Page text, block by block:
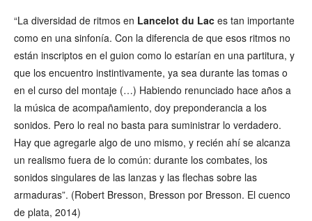
“La diversidad de ritmos en Lancelot du Lac es tan importante
como en una sinfonía. Con la diferencia de que esos ritmos no
están inscriptos en el guion como lo estarían en una partitura, y
que los encuentro instintivamente, ya sea durante las tomas o
en el curso del montaje (…) Habiendo renunciado hace años a
la música de acompañamiento, doy preponderancia a los
sonidos. Pero lo real no basta para suministrar lo verdadero.
Hay que agregarle algo de uno mismo, y recién ahí se alcanza
un realismo fuera de lo común: durante los combates, los
sonidos singulares de las lanzas y las flechas sobre las
armaduras”. (Robert Bresson, Bresson por Bresson. El cuenco
de plata, 2014)